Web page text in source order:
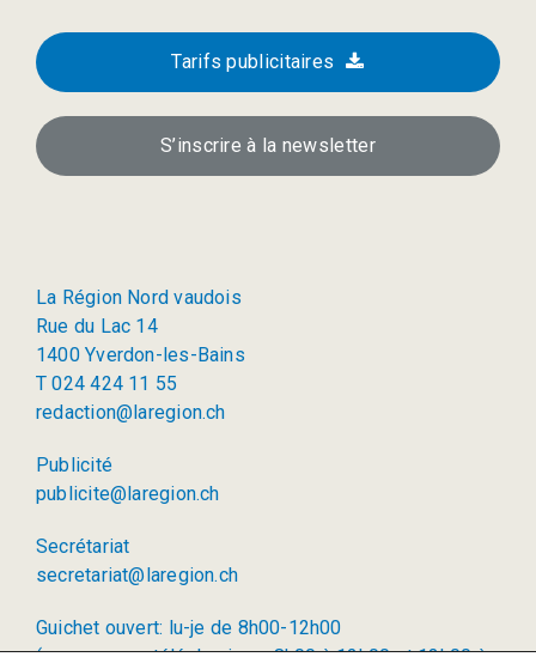
Tarifs publicitaires
S’inscrire à la newsletter
La Région Nord vaudois
Rue du Lac 14
1400 Yverdon-les-Bains
T 024 424 11 55
redaction@laregion.ch
Publicité
publicite@laregion.ch
Secrétariat
secretariat@laregion.ch
Guichet ouvert: lu-je de 8h00-12h00
(permanence téléphonique: 8h00 à 12h00 et 13h00 à